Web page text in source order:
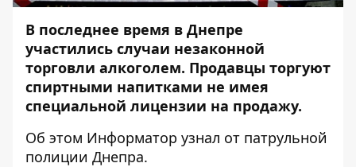
В последнее время в Днепре
участились случаи незаконной
торговли алкоголем. Продавцы торгуют
спиртными напитками не имея
специальной лицензии на продажу.
Об этом Информатор узнал от патрульной
полиции Днепра.